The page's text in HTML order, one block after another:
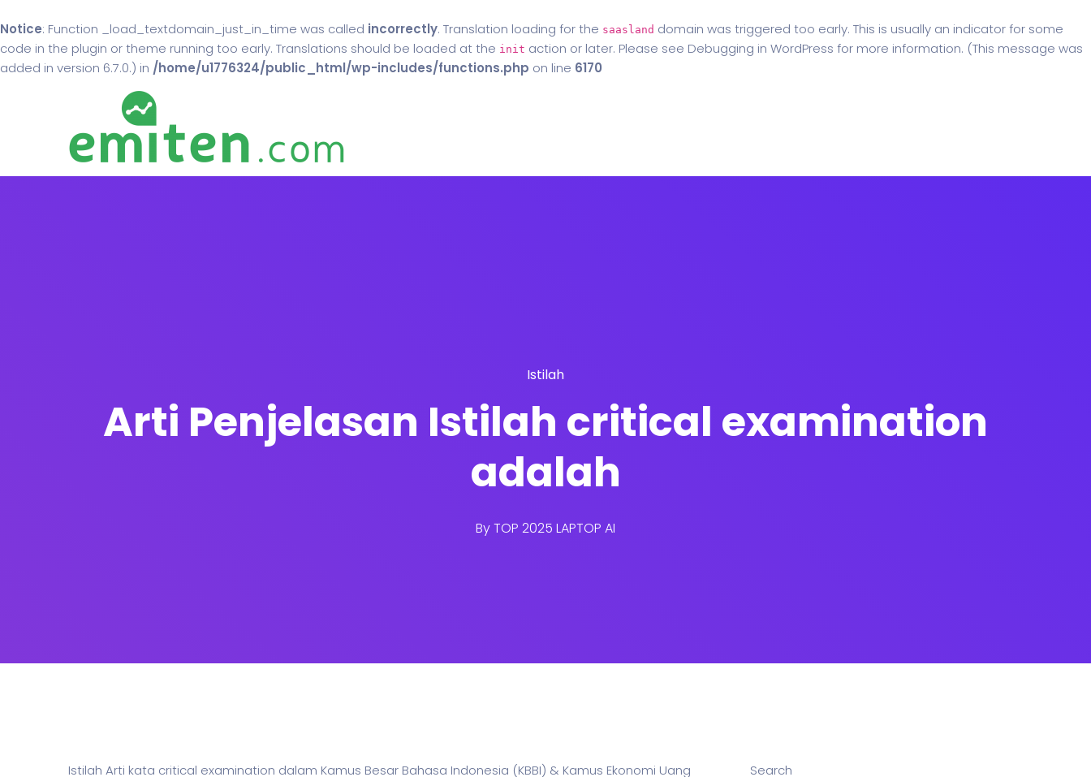
Notice: Function _load_textdomain_just_in_time was called incorrectly. Translation loading for the saasland domain was triggered too early. This is usually an indicator for some
code in the plugin or theme running too early. Translations should be loaded at the init action or later. Please see Debugging in WordPress for more information. (This message was
added in version 6.7.0.) in /home/u1776324/public_html/wp-includes/functions.php on line 6170
Istilah
Arti Penjelasan Istilah critical examination
adalah
ByTOP 2025 LAPTOP AI
Istilah Arti kata critical examination dalam Kamus Besar Bahasa Indonesia (KBBI) & Kamus Ekonomi Uang
Search